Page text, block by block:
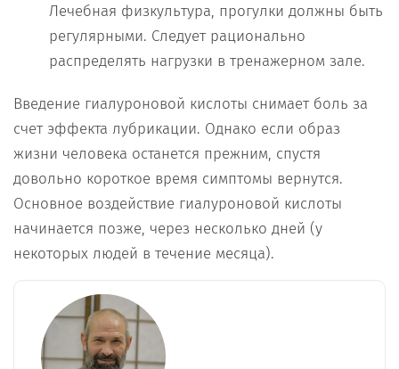
Лечебная физкультура, прогулки должны быть
регулярными. Следует рационально
распределять нагрузки в тренажерном зале.
Введение гиалуроновой кислоты снимает боль за
счет эффекта лубрикации. Однако если образ
жизни человека останется прежним, спустя
довольно короткое время симптомы вернутся.
Основное воздействие гиалуроновой кислоты
начинается позже, через несколько дней (у
некоторых людей в течение месяца).